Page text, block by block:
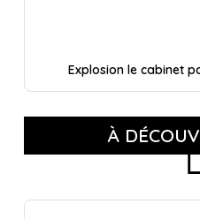
Explosion le cabinet
À